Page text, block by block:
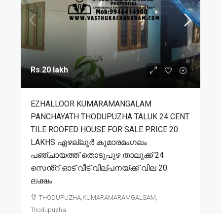
Rs.20 lakh
EZHALLOOR KUMARAMANGALAM
PANCHAYATH THODUPUZHA TALUK 24 CENT
TILE ROOFED HOUSE FOR SALE PRICE 20
LAKHS ഏഴല്ലൂർ കുമാരമംഗലം
പഞ്ചായത്ത് തൊടുപുഴ താലൂക്ക് 24
സെൻ്റ് ഓട് വീട് വില്പനയ്ക്ക് വില 20
ലക്ഷം
THODUPUZHA,KUMARAMARAMGALSAM,
Thodupuzha